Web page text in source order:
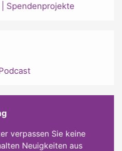
Spendenprojekte
verpassen Sie keine
Neuigkeiten aus